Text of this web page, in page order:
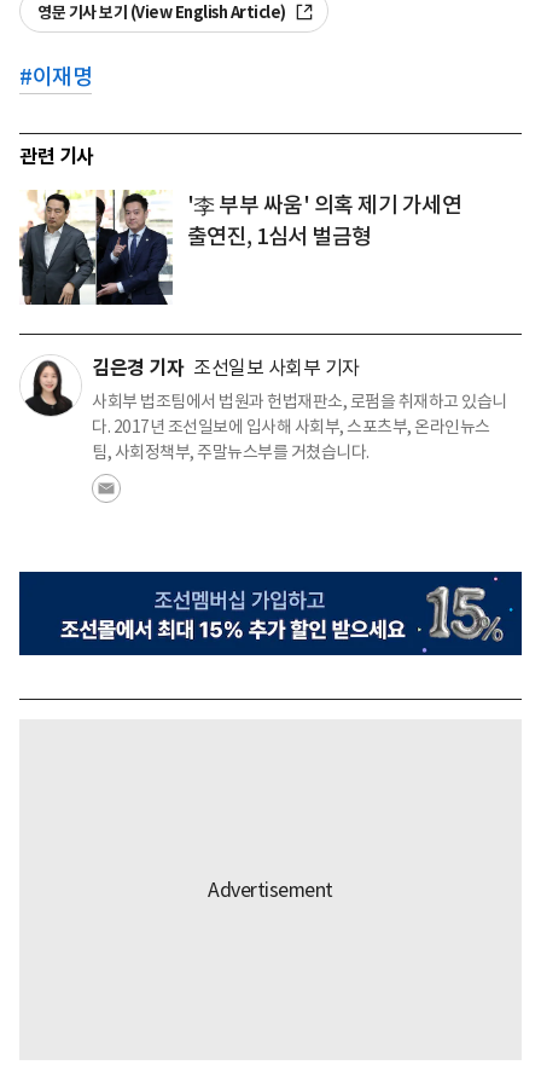
영문 기사 보기 (View English Article)
#이재명
관련 기사
'李 부부 싸움' 의혹 제기 가세연
출연진, 1심서 벌금형
김은경 기자 조선일보 사회부 기자
사회부 법조팀에서 법원과 헌법재판소, 로펌을 취재하고 있습니
다. 2017년 조선일보에 입사해 사회부, 스포츠부, 온라인뉴스
팀, 사회정책부, 주말뉴스부를 거쳤습니다.